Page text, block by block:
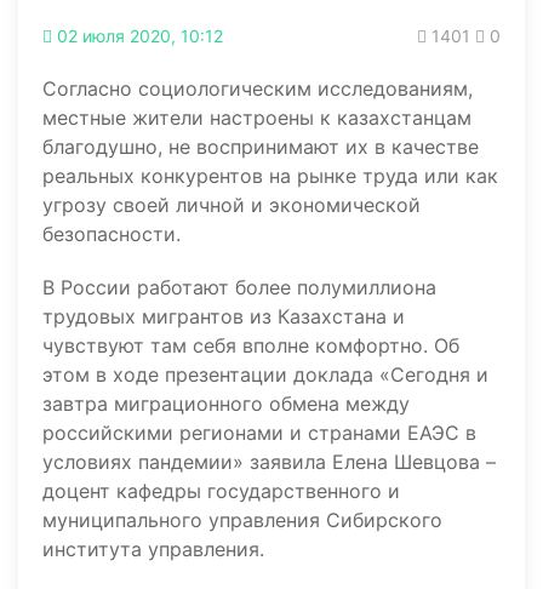
02 июля 2020, 10:12 1401 0
Согласно социологическим исследованиям,
местные жители настроены к казахстанцам
благодушно, не воспринимают их в качестве
реальных конкурентов на рынке труда или как
угрозу своей личной и экономической
безопасности.
В России работают более полумиллиона
трудовых мигрантов из Казахстана и
чувствуют там себя вполне комфортно. Об
этом в ходе презентации доклада «Сегодня и
завтра миграционного обмена между
российскими регионами и странами ЕАЭС в
условиях пандемии» заявила Елена Шевцова –
доцент кафедры государственного и
муниципального управления Сибирского
института управления.